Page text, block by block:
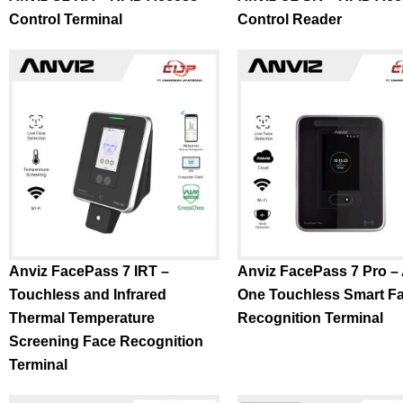
Control Terminal
Control Reader
Anviz FacePass 7 IRT –
Touchless and Infrared
Thermal Temperature
Screening Face Recognition
Terminal
Anviz FacePass 7 Pro –
One Touchless Smart
Recognition Terminal